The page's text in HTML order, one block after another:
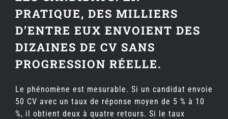
PRATIQUE, DES MILLIERS
D’ENTRE EUX ENVOIENT DES
DIZAINES DE CV SANS
PROGRESSION RÉELLE.
Le phénomène est mesurable. Si un candidat envoie
50 CV avec un taux de réponse moyen de 5 % à 10
%, il obtient deux à quatre retours. Si le taux